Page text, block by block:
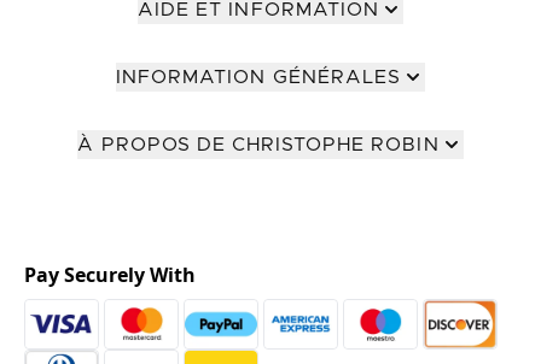
AIDE ET INFORMATION
INFORMATION GÉNÉRALES
À PROPOS DE CHRISTOPHE ROBIN
Pay Securely With